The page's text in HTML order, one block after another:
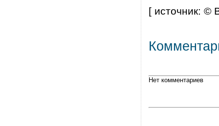
[ источник: ©
Нет комментариев